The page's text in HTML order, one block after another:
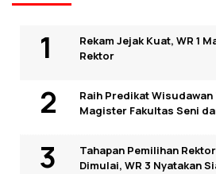
Rekam Jejak Kuat, WR 1
Rektor
Raih Predikat
Magister Fakultas Seni
Tahapan Pemilihan
Dimulai, WR 3 Nyatakan